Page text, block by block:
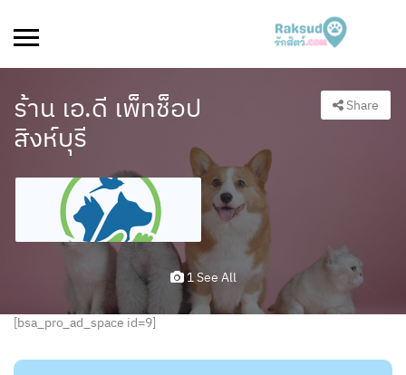
ร้าน เอ.ดี เพ็ทช็อป
สิงห์บุรี
Share
1 See All
[bsa_pro_ad_space id=9]